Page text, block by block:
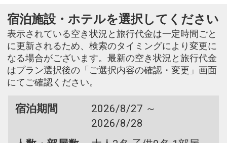
宿泊施設・ホテルを選択してください
表示されている空き状況と旅行代金は一定時間ごと
に更新されるため、検索のタイミングにより変更に
なる場合がございます。最新の空き状況と旅行代金
はプラン選択後の「ご選択内容の確認・変更」画面
にてご確認ください。
宿泊期間
2026/8/27 ～
2026/8/28